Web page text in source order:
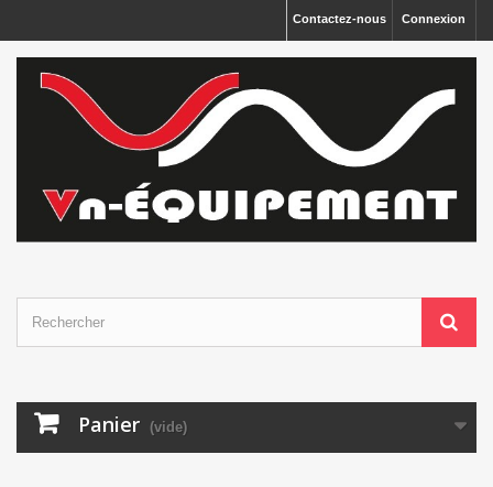
Connexion
Contactez-nous
Panier (vide)